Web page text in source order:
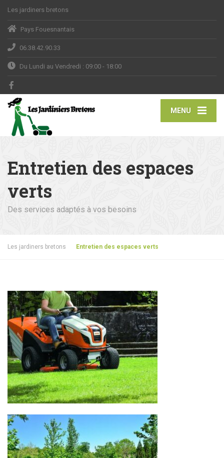
Les jardiners bretons
Pays Fouesnantais
06.38.42.90.33
Du Lundi au Vendredi : 09:00 - 18:00
MENU
Entretien des espaces
verts
Des services adaptés à vos besoins
Les jardiners bretons Entretien des espaces verts